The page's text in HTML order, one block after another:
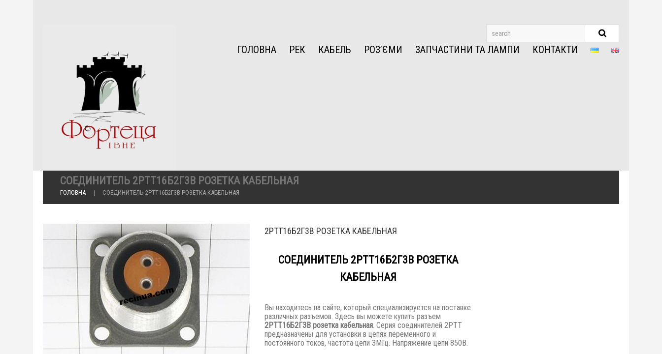
ГОЛОВНА РЕК КАБЕЛЬ РОЗ’ЄМИ ЗАПЧАСТИНИ ТА ЛАМПИ КОНТАКТИ
СОЕДИНИТЕЛЬ 2РТТ16Б2Г3В РОЗЕТКА КАБЕЛЬНАЯ
ГОЛОВНА СОЕДИНИТЕЛЬ 2РТТ16Б2Г3В РОЗЕТКА КАБЕЛЬНАЯ
2РТТ16Б2Г3В РОЗЕТКА КАБЕЛЬНАЯ
СОЕДИНИТЕЛЬ 2РТТ16Б2Г3В РОЗЕТКА
КАБЕЛЬНАЯ
Вы находитесь на сайте, который специализируется на поставке
различных разъемов. Здесь вы можете купить разъем
2РТТ16Б2Г3В розетка кабельная. Серия соединителей 2РТТ
предназначены для установки в цепях переменного и
постоянного токов, частота цепи 3МГц. Напряжение цепи 850В.